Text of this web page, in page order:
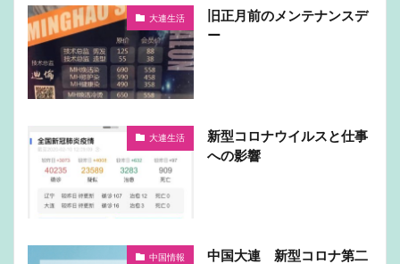
大連生活
旧正月前のメンテナンスデ
ー
大連生活
新型コロナウイルスと仕事
への影響
中国情報
中国大連 新型コロナ第二